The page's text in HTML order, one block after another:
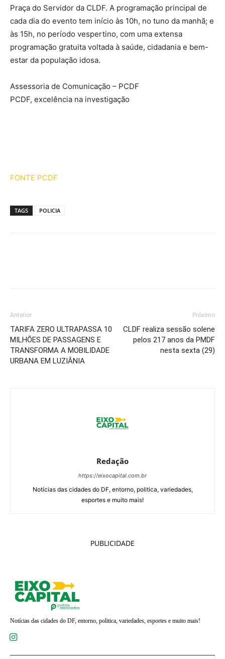
Praça do Servidor da CLDF. A programação principal de
cada dia do evento tem início às 10h, no tuno da manhã; e
às 15h, no período vespertino, com uma extensa
programação gratuita voltada à saúde, cidadania e bem-
estar da população idosa.
Assessoria de Comunicação – PCDF
PCDF, excelência na investigação
FONTE PCDF
TAGS POLICIA
Anterior
TARIFA ZERO ULTRAPASSA 10
MILHÕES DE PASSAGENS E
TRANSFORMA A MOBILIDADE
URBANA EM LUZIÂNIA
Próximo
CLDF realiza sessão solene
pelos 217 anos da PMDF
nesta sexta (29)
Redação
https://eixocapital.com.br
Notícias das cidades do DF, entorno, politica, variedades,
esportes e muito mais!
PUBLICIDADE
Notícias das cidades do DF, entorno, politica, variedades, esportes e muito mais!